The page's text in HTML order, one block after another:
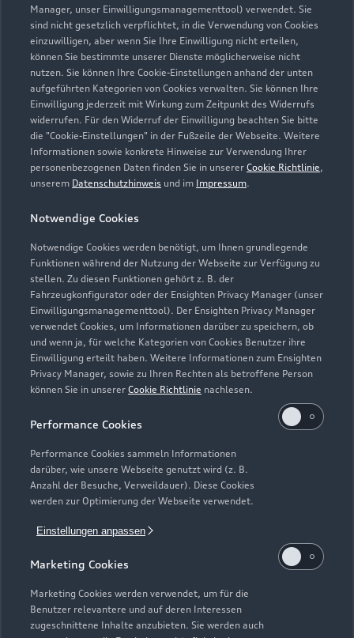
Manager, unser Einwilligungsmanagementtool) verwendet. Sie
sind nicht gesetzlich verpflichtet, in die Verwendung von Cookies
einzuwilligen, aber wenn Sie Ihre Einwilligung nicht erteilen,
können Sie bestimmte unserer Dienste möglicherweise nicht
nutzen. Sie können Ihre Cookie-Einstellungen anhand der unten
aufgeführten Kategorien von Cookies verwalten. Sie können Ihre
Einwilligung jederzeit mit Wirkung zum Zeitpunkt des Widerrufs
widerrufen. Für den Widerruf der Einwilligung beachten Sie bitte
die "Cookie-Einstellungen" in der Fußzeile der Webseite. Weitere
Informationen sowie konkrete Hinweise zur Verwendung Ihrer
personenbezogenen Daten finden Sie in unserer Cookie Richtlinie,
unserem Datenschutzhinweis und im Impressum.
Notwendige Cookies
Notwendige Cookies werden benötigt, um Ihnen grundlegende
Funktionen während der Nutzung der Webseite zur Verfügung zu
stellen. Zu diesen Funktionen gehört z. B. der
Fahrzeugkonfigurator oder der Ensighten Privacy Manager (unser
Einwilligungsmanagementtool). Der Ensighten Privacy Manager
verwendet Cookies, um Informationen darüber zu speichern, ob
und wenn ja, für welche Kategorien von Cookies Benutzer ihre
Einwilligung erteilt haben. Weitere Informationen zum Ensighten
Privacy Manager, sowie zu Ihren Rechten als betroffene Person
können Sie in unserer Cookie Richtlinie nachlesen.
Performance Cookies
Performance Cookies sammeln Informationen
darüber, wie unsere Webseite genutzt wird (z. B.
Anzahl der Besuche, Verweildauer). Diese Cookies
werden zur Optimierung der Webseite verwendet.
Einstellungen anpassen
Marketing Cookies
Marketing Cookies werden verwendet, um für die
Benutzer relevantere und auf deren Interessen
zugeschnittene Inhalte anzubieten. Sie werden auch
Kontaktdaten herunterladen
Öffnungszeiten
Service
Geschlossen,öffnet amFreitag 07:45
Teile- & Zubehörverkauf
Geschlossen,öffnet am Freitag 07:45
Zurück nach oben
Modelle
Elektromodelle
Plug-in-Hybride
Neuwagensuche
Gebrauchtwagensuche
Geschäftskunden
Service & Zubehör
Saisonale Angebote
Audi Services
Garantie
Audi digital services
myAudi
Support
Audi Code
Über Audi
Unternehmen
Karriere